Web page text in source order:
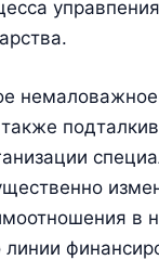
немаловажное
также
в
линии